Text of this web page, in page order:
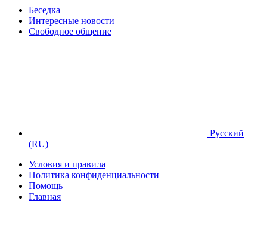
Беседка
Интересные новости
Свободное общение
Русский
(RU)
Условия и правила
Политика конфиденциальности
Помощь
Главная